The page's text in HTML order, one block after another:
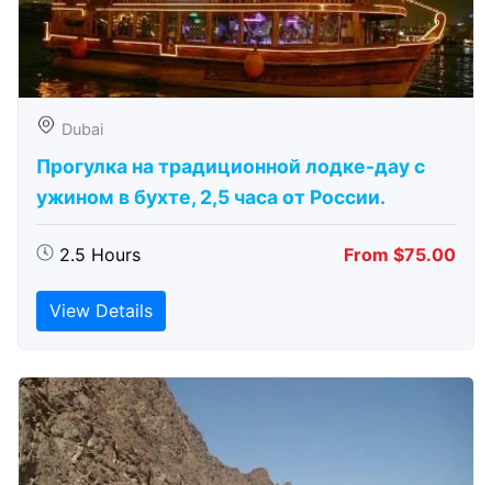
Dubai
Прогулка на традиционной лодке-дау с
ужином в бухте, 2,5 часа от России.
2.5 Hours From $75.00
View Details